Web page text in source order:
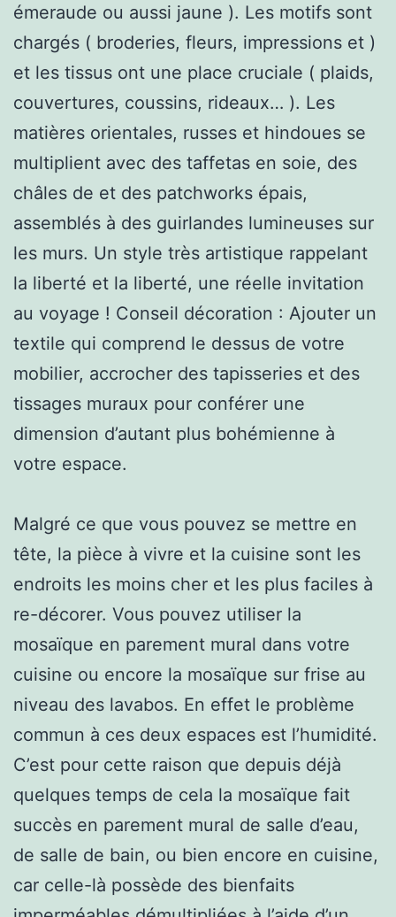
émeraude ou aussi jaune ). Les motifs sont
chargés ( broderies, fleurs, impressions et )
et les tissus ont une place cruciale ( plaids,
couvertures, coussins, rideaux… ). Les
matières orientales, russes et hindoues se
multiplient avec des taffetas en soie, des
châles de et des patchworks épais,
assemblés à des guirlandes lumineuses sur
les murs. Un style très artistique rappelant
la liberté et la liberté, une réelle invitation
au voyage ! Conseil décoration : Ajouter un
textile qui comprend le dessus de votre
mobilier, accrocher des tapisseries et des
tissages muraux pour conférer une
dimension d’autant plus bohémienne à
votre espace.
Malgré ce que vous pouvez se mettre en
tête, la pièce à vivre et la cuisine sont les
endroits les moins cher et les plus faciles à
re-décorer. Vous pouvez utiliser la
mosaïque en parement mural dans votre
cuisine ou encore la mosaïque sur frise au
niveau des lavabos. En effet le problème
commun à ces deux espaces est l’humidité.
C’est pour cette raison que depuis déjà
quelques temps de cela la mosaïque fait
succès en parement mural de salle d’eau,
de salle de bain, ou bien encore en cuisine,
car celle-là possède des bienfaits